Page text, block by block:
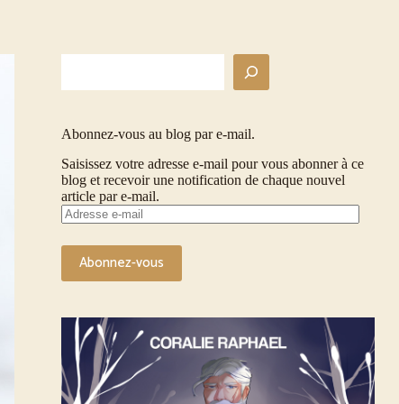
Abonnez-vous au blog par e-mail.
Saisissez votre adresse e-mail pour vous abonner à ce
blog et recevoir une notification de chaque nouvel
article par e-mail.
Adresse
e-
Abonnez-vous